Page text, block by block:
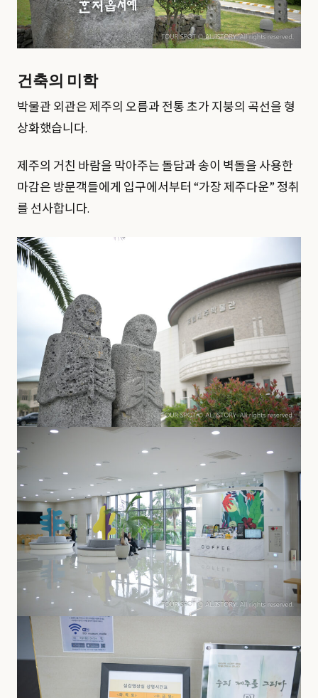
건축의 미학
박물관 외관은 제주의 오름과 전통 초가 지붕의 곡선을 형
상화했습니다.
제주의 거친 바람을 막아주는 돌담과 송이 벽돌을 사용한
마감은 방문객들에게 입구에서부터 “가장 제주다운” 정취
를 선사합니다.